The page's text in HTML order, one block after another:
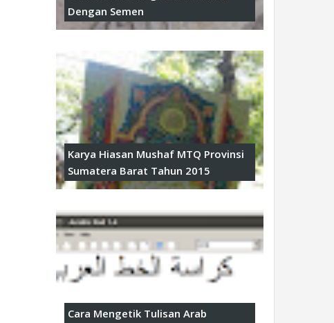
Dengan Semen
Karya Hiasan Mushaf MTQ Provinsi
Sumatera Barat Tahun 2015
Cara Mengetik Tulisan Arab